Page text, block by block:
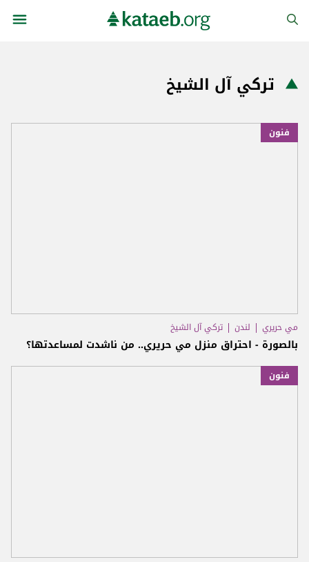
تركي آل الشيخ
فنون
مي حريري لندن تركي آل الشيخ
بالصورة - احتراق منزل مي حريري.. من ناشدت لمساعدتها؟
فنون